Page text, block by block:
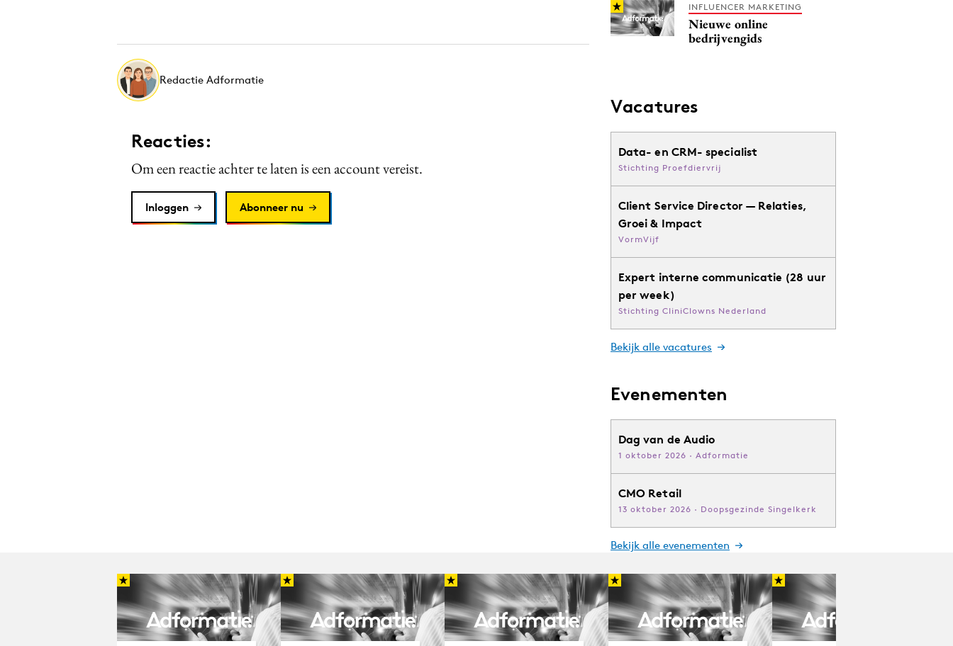
Redactie Adformatie
Reacties:
Om een reactie achter te laten is een account vereist.
Inloggen Abonneer nu
INFLUENCER MARKETING
Nieuwe online
bedrijvengids
Vacatures
Data- en CRM- specialist
Stichting Proefdiervrij
Client Service Director — Relaties,
Groei & Impact
VormVijf
Expert interne communicatie (28 uur
per week)
Stichting CliniClowns Nederland
Bekijk alle vacatures
Evenementen
Dag van de Audio
1 oktober 2026 · Adformatie
CMO Retail
13 oktober 2026 · Doopsgezinde Singelkerk
Bekijk alle evenementen